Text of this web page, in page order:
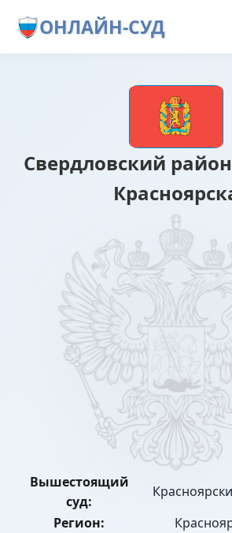
ОНЛАЙН-СУД
Свердловский
Вышестоящий
суд:
Регион: